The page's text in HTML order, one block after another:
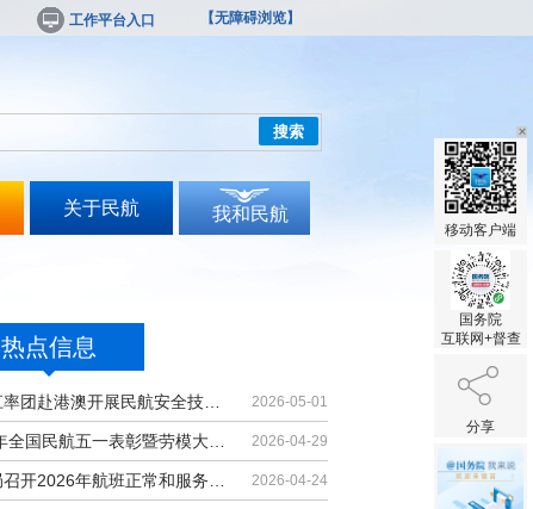
工作平台入口 【无障碍浏览】
搜索
关于民航 我和民航
热点信息
2026-05-01
2026-04-29
2026-04-24
移动客户端
国务院
互联网+督查
分享